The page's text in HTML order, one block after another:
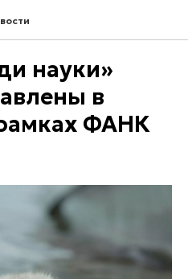
науки»
в
ФАНК